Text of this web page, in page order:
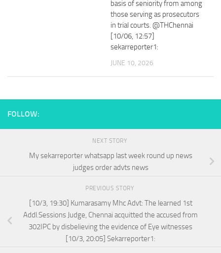
basis of seniority from among
those serving as prosecutors
in trial courts. @THChennai
[10/06, 12:57]
sekarreporter1:
JUNE 10, 2026
FOLLOW:
NEXT STORY
My sekarreporter whatsapp last week round up news
judges order advts news
PREVIOUS STORY
[10/3, 19:30] Kumarasamy Mhc Advt: The learned 1st
Addl.Sessions Judge, Chennai acquitted the accused from
302IPC by disbelieving the evidence of Eye witnesses
[10/3, 20:05] Sekarreporter1: